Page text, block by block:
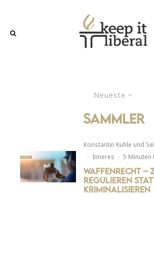
Neueste
Sammler
Konstantin Kuhle und
· Inneres · 5 Minuten
Waffenrecht –
regulieren
kriminalisieren